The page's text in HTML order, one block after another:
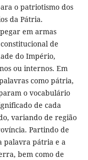
o patriotismo dos
da Pátria.
em armas
de
do Império,
ou internos. Em
como pátria,
o vocabulário
de cada
variando de região
Partindo de
palavra pátria e a
bem como de